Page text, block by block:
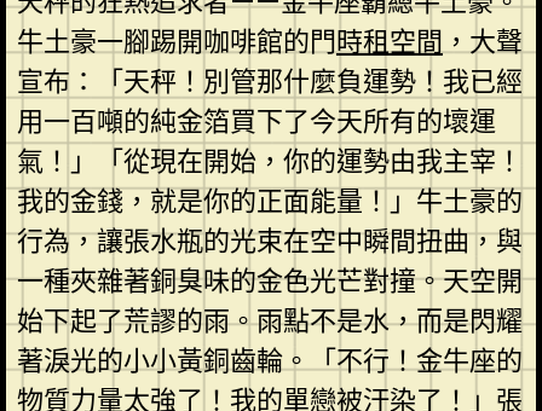
牛土豪一腳踢開咖啡館的門時租空間，大聲
宣布：「天秤！別管那什麼負運勢！我已經
用一百噸的純金箔買下了今天所有的壞運
氣！」「從現在開始，你的運勢由我主宰！
我的金錢，就是你的正面能量！」牛土豪的
行為，讓張水瓶的光束在空中瞬間扭曲，與
一種夾雜著銅臭味的金色光芒對撞。天空開
始下起了荒謬的雨。雨點不是水，而是閃耀
著淚光的小小黃銅齒輪。「不行！金牛座的
物質力量太強了！我的單戀被汙染了！」張